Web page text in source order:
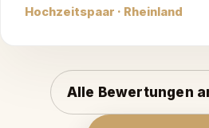
Hochzeitspaar · Rheinland
Alle Bewertungen